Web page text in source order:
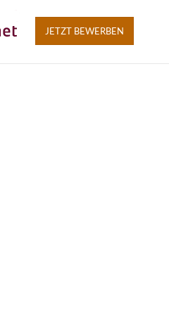
JETZT BEWERBEN